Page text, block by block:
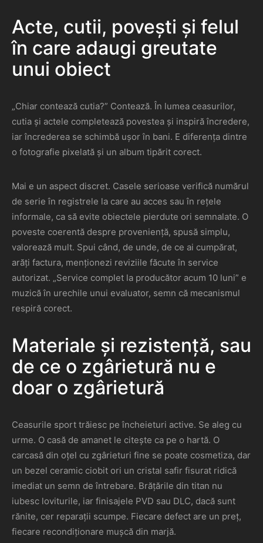
Acte, cutii, povești și felul
în care adaugi greutate
unui obiect
„Chiar contează cutia?” Contează. În lumea ceasurilor,
cutia și actele completează povestea și inspiră încredere,
iar încrederea se schimbă ușor în bani. E diferența dintre
o fotografie pixelată și un album tipărit corect.
Mai e un aspect discret. Casele serioase verifică numărul
de serie în registrele la care au acces sau în rețele
informale, ca să evite obiectele pierdute ori semnalate. O
poveste coerentă despre proveniență, spusă simplu,
valorează mult. Spui când, de unde, de ce ai cumpărat,
arăți factura, menționezi reviziile făcute în service
autorizat. „Service complet la producător acum 10 luni” e
muzică în urechile unui evaluator, semn că mecanismul
respiră corect.
Materiale și rezistență, sau
de ce o zgârietură nu e
doar o zgârietură
Ceasurile sport trăiesc pe încheieturi active. Se aleg cu
urme. O casă de amanet le citește ca pe o hartă. O
carcasă din oțel cu zgârieturi fine se poate cosmetiza, dar
un bezel ceramic ciobit ori un cristal safir fisurat ridică
imediat un semn de întrebare. Brățările din titan nu
iubesc loviturile, iar finisajele PVD sau DLC, dacă sunt
rănite, cer reparații scumpe. Fiecare defect are un preț,
fiecare recondiționare mușcă din marjă.